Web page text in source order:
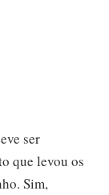
ser
que levou os
Sim,